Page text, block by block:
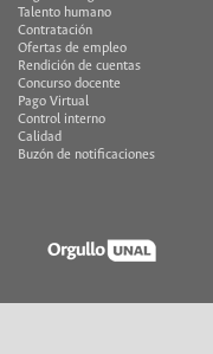
Talento humano
Contratación
Ofertas de empleo
Rendición de cuentas
Concurso docente
Pago Virtual
Control interno
Calidad
Buzón de notificaciones